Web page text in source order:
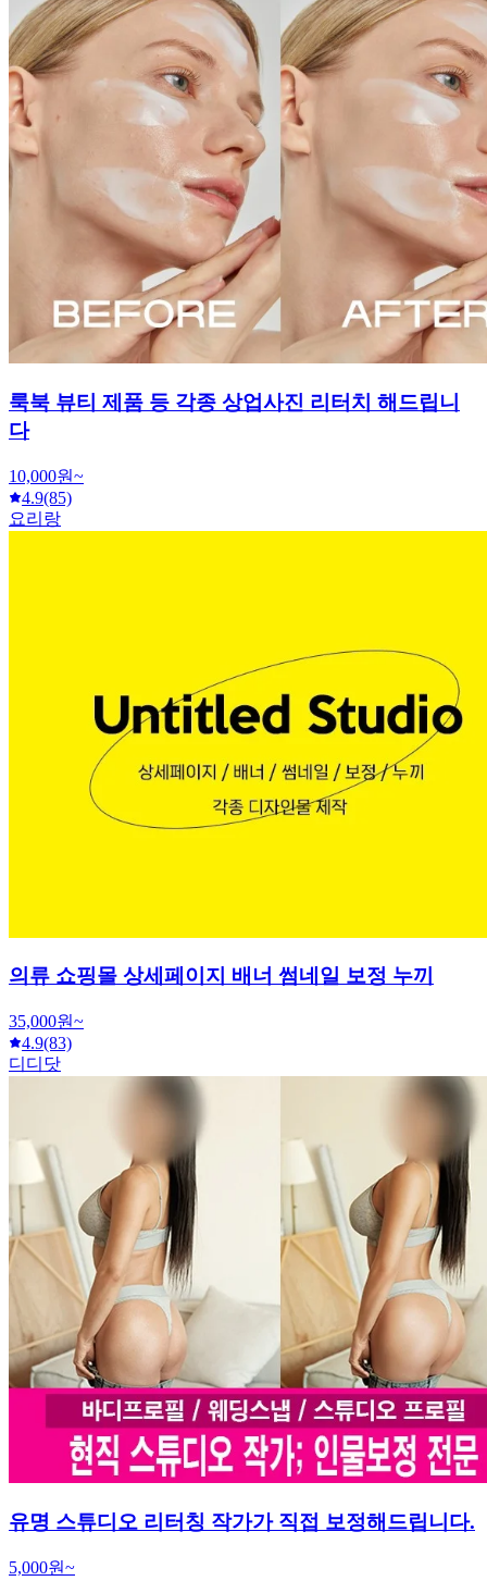
룩북 뷰티 제품 등 각종 상업사진 리터치 해드립니
다
10,000원~
4.9(85)
요리랑
의류 쇼핑몰 상세페이지 배너 썸네일 보정 누끼
35,000원~
4.9(83)
디디닷
유명 스튜디오 리터칭 작가가 직접 보정해드립니다.
5,000원~